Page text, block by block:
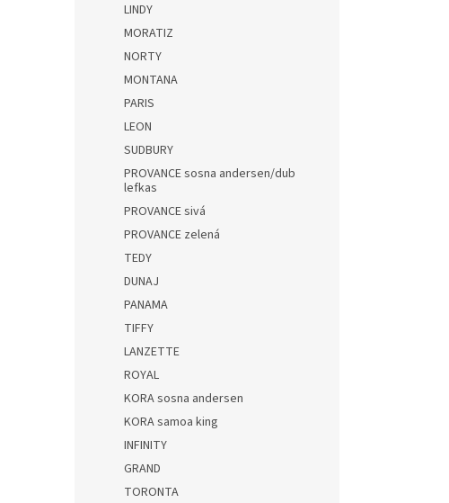
LINDY
MORATIZ
NORTY
MONTANA
PARIS
LEON
SUDBURY
PROVANCE sosna andersen/dub
lefkas
PROVANCE sivá
PROVANCE zelená
TEDY
DUNAJ
PANAMA
TIFFY
LANZETTE
ROYAL
KORA sosna andersen
KORA samoa king
INFINITY
GRAND
TORONTA